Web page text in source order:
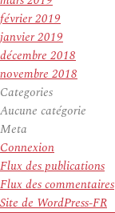
février 2019
janvier 2019
décembre 2018
novembre 2018
Categories
Aucune catégorie
Meta
Connexion
Flux des publications
Flux des commentaires
Site de WordPress-FR